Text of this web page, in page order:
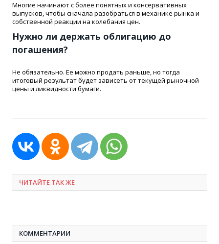
Многие начинают с более понятных и консервативных
выпусков, чтобы сначала разобраться в механике рынка и
собственной реакции на колебания цен.
Нужно ли держать облигацию до
погашения?
Не обязательно. Ее можно продать раньше, но тогда
итоговый результат будет зависеть от текущей рыночной
цены и ликвидности бумаги.
ЧИТАЙТЕ ТАК ЖЕ
КОММЕНТАРИИ